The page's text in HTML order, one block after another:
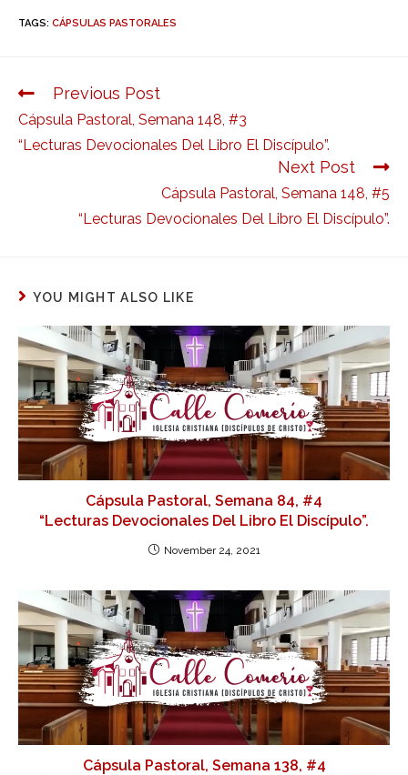
TAGS: CÁPSULAS PASTORALES
Previous Post
Cápsula Pastoral, Semana 148, #3
“Lecturas Devocionales Del Libro El Discípulo”.
Next Post
Cápsula Pastoral, Semana 148, #5
“Lecturas Devocionales Del Libro El Discípulo”.
YOU MIGHT ALSO LIKE
Cápsula Pastoral, Semana 84, #4
“Lecturas Devocionales Del Libro El Discípulo”.
November 24, 2021
Cápsula Pastoral, Semana 138, #4